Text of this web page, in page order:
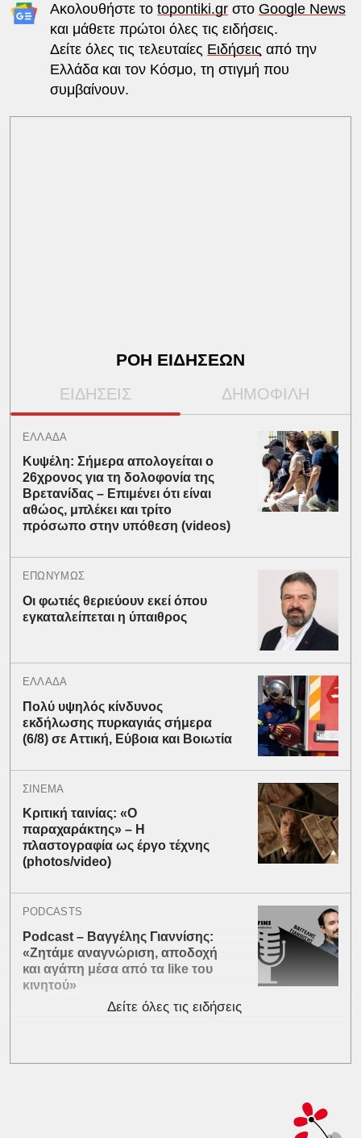
Ακολουθήστε το topontiki.grστο Google News
και μάθετε πρώτοι όλες τις ειδήσεις.
Δείτε όλες τις τελευταίες Ειδήσεις από την
Ελλάδα και τον Κόσμο, τη στιγμή που
συμβαίνουν.
ΡΟΗ ΕΙΔΗΣΕΩΝ
ΕΙΔΗΣΕΙΣ ΔΗΜΟΦΙΛΗ
ΕΛΛΑΔΑ
Κυψέλη: Σήμερα απολογείται ο
26χρονος για τη δολοφονία της
Βρετανίδας – Επιμένει ότι είναι
αθώος, μπλέκει και τρίτο
πρόσωπο στην υπόθεση (videos)
ΕΠΩΝΥΜΩΣ
Οι φωτιές θεριεύουν εκεί όπου
εγκαταλείπεται η ύπαιθρος
ΕΛΛΑΔΑ
Πολύ υψηλός κίνδυνος
εκδήλωσης πυρκαγιάς σήμερα
(6/8) σε Αττική, Εύβοια και Βοιωτία
ΣΙΝΕΜΑ
Κριτική ταινίας: «Ο
παραχαράκτης» – Η
πλαστογραφία ως έργο τέχνης
(photos/video)
PODCASTS
Podcast – Βαγγέλης Γιαννίσης:
«Ζητάμε αναγνώριση, αποδοχή
και αγάπη μέσα από τα like του
κινητού»
Δείτε όλες τις ειδήσεις